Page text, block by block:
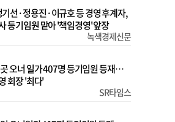
선·정용진·이규호 등 경영 후계자,
등기임원 맡아 '책임경영' 앞장
녹색경제신문
오너 일가 407명 등기임원 등재…
회장 '최다'
SR타임스